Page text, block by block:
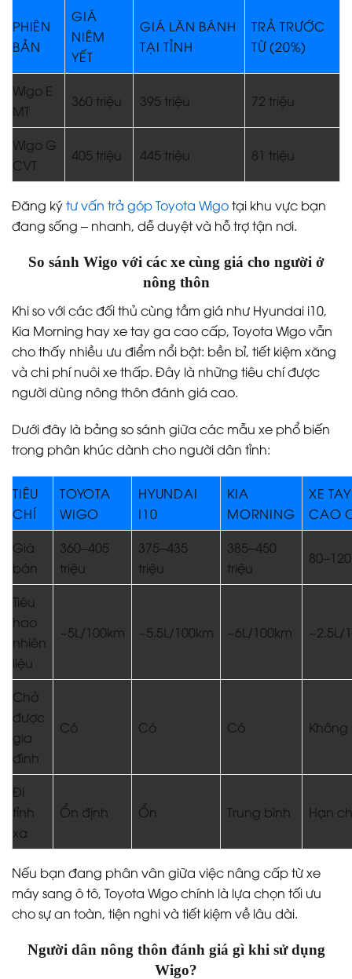
PHIÊN
BẢN
GIÁ
NIÊM
YẾT
GIÁ LĂN BÁNH
TẠI TỈNH
TRẢ TRƯỚC
TỪ (20%)
Wigo E
MT
360 triệu 395 triệu 72 triệu
Wigo G
CVT
405 triệu 445 triệu 81 triệu
Đăng kýtư vấn trả góp Toyota Wigotại khu vực bạn
đang sống – nhanh, dễ duyệt và hỗ trợ tận nơi.
So sánh Wigo với các xe cùng giá cho người ở
nông thôn
Khi so với các đối thủ cùng tầm giá như Hyundai i10,
Kia Morning hay xe tay ga cao cấp, Toyota Wigo vẫn
cho thấy nhiều ưu điểm nổi bật: bền bỉ, tiết kiệm xăng
và chi phí nuôi xe thấp. Đây là những tiêu chí được
người dùng nông thôn đánh giá cao.
Dưới đây là bảng so sánh giữa các mẫu xe phổ biến
trong phân khúc dành cho người dân tỉnh:
TIÊU
CHÍ
TOYOTA
WIGO
HYUNDAI
I10
KIA
MORNING
XE
CAO
Giá
bán
360–405
triệu
375–435
triệu
385–450
triệu
Tiêu
hao
nhiên
liệu
~5L/100km ~5.5L/100km ~6L/100km ~2.5L/
Chở
được
gia
đình
Có Có Có Không
Đi
tỉnh
xa
Ổn định Ổn Trung bình Hạn
Nếu bạn đang phân vân giữa việc nâng cấp từ xe
máy sang ô tô, Toyota Wigo chính là lựa chọn tối ưu
cho sự an toàn, tiện nghi và tiết kiệm về lâu dài.
Người dân nông thôn đánh giá gì khi sử dụng
Wigo?